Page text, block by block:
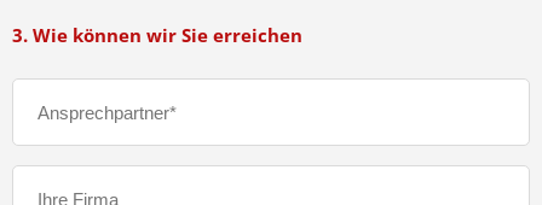
3. Wie können wir Sie erreichen